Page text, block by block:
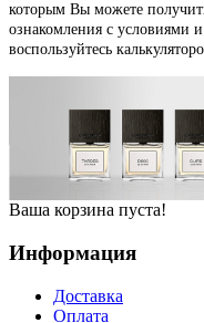
которым Вы можете
ознакомления с условиями
воспользуйтесь
Ваша корзина пуста!
Информация
Доставка
Оплата